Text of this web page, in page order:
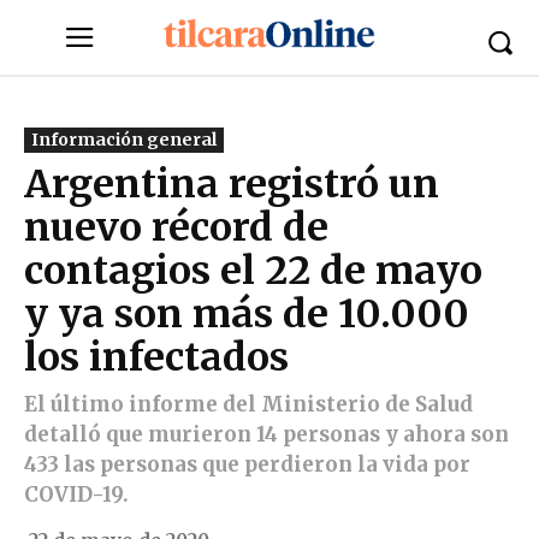
Información general
Argentina registró un
nuevo récord de
contagios el 22 de mayo
y ya son más de 10.000
los infectados
El último informe del Ministerio de Salud
detalló que murieron 14 personas y ahora son
433 las personas que perdieron la vida por
COVID-19.